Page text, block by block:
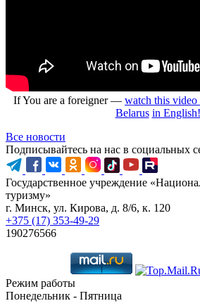
If You are a foreigner — watch this video
Belarus in English!
Все новости
Подписывайтесь на нас в социальных
Государственное учреждение
туризму»
г. Минск, ул. Кирова, д. 8/6, к. 120
+375 (17) 353-49-29
190276566
Режим работы
Понедельник - Пятница